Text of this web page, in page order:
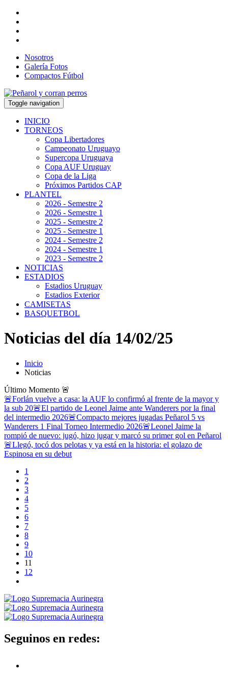
Nosotros
Galería Fotos
Compactos Fútbol
Toggle navigation
INICIO
TORNEOS
Copa Libertadores
Campeonato Uruguayo
Supercopa Uruguaya
Copa AUF Uruguay
Copa de la Liga
Próximos Partidos CAP
PLANTEL
2026 - Semestre 2
2026 - Semestre 1
2025 - Semestre 2
2025 - Semestre 1
2024 - Semestre 2
2024 - Semestre 1
2023 - Semestre 2
NOTICIAS
ESTADIOS
Estadios Uruguay
Estadios Exterior
CAMISETAS
BASQUETBOL
Noticias del día 14/02/25
Inicio
Noticias
Último Momento 🚨
🚨Forlán vuelve a casa: la AUF lo confirmó al frente de la mayor y
la sub 20🚨El partido de Leonel Jaime ante Wanderers por la final
del intermedio 2026🚨Compacto mejores jugadas Peñarol 5 vs
Wanderers 1 Final Torneo Intermedio 2026🚨Leonel Jaime la
rompió de nuevo: jugó, hizo jugar y marcó su primer gol en Peñarol
🚨Llegó, tocó dos pelotas y ya está en la historia: el golazo de
Espinosa en su debut
1
2
3
4
5
6
7
8
9
10
11
12
Seguinos en redes: